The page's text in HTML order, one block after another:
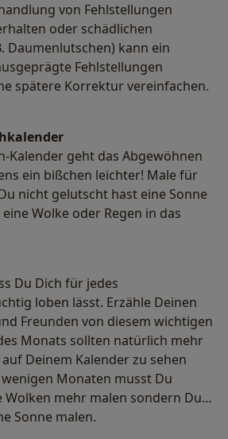
von Fehlstellungen
oder schädlichen
Daumenlutschen) kann ein
Fehlstellungen
spätere Korrektur vereinfachen.
Kalender geht das Abgewöhnen
ein bißchen leichter! Male für
nicht gelutscht hast eine Sonne
Wolke oder Regen in das
Du Dich für jedes
loben lässt. Erzähle Deinen
Freunden von diesem wichtigen
Monats sollten natürlich mehr
Deinem Kalender zu sehen
Monaten musst Du
mehr malen sondern Du
Sonne malen.